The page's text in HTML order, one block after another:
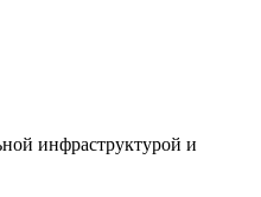
инфраструктурой и